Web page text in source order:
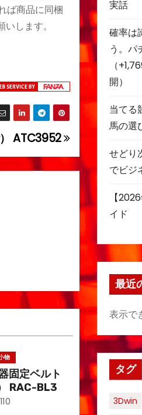
ば商品に同梱
します。
ATC3952
物
固定ベルト
RAC-BL3
実話
確率は
う。パ
（
開）
当てる
馬の選
せどり
でビジ
【
イド
最近
表示で
タグ
3Dwin